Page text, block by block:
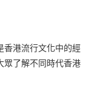
香港流行文化中的經
眾了解不同時代香港